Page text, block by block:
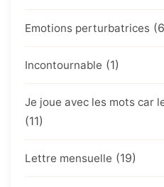
Emotions perturbatrices
Incontournable (1)
Je joue avec les mots car
(11)
Lettre mensuelle (19)